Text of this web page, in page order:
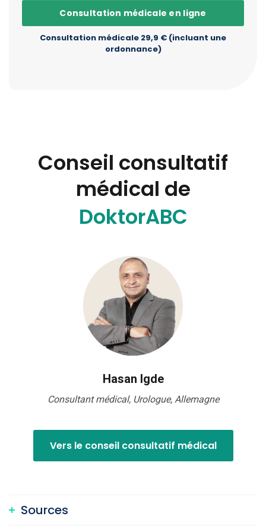
Consultation médicale en ligne
Consultation médicale 29,9 € (incluant une
ordonnance)
Conseil consultatif
médical de
DoktorABC
Hasan Igde
Consultant médical, Urologue, Allemagne
Vers le conseil consultatif médical
Sources